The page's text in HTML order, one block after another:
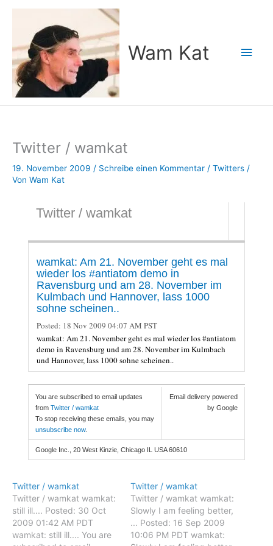
Wam Kat
Twitter / wamkat
19. November 2009 / Schreibe einen Kommentar / Twitters /
Von Wam Kat
Twitter / wamkat
wamkat: Am 21. November geht es mal
wieder los #antiatom demo in
Ravensburg und am 28. November im
Kulmbach und Hannover, lass 1000
sohne scheinen..
Posted: 18 Nov 2009 04:07 AM PST
wamkat: Am 21. November geht es mal wieder los #antiatom
demo in Ravensburg und am 28. November im Kulmbach
und Hannover, lass 1000 sohne scheinen..
You are subscribed to email updates
from Twitter / wamkat
To stop receiving these emails, you may
unsubscribe now.
Email delivery powered
by Google
Google Inc., 20 West Kinzie, Chicago IL USA 60610
Twitter / wamkat
Twitter / wamkat wamkat:
still ill.... Posted: 30 Oct
2009 01:42 AM PDT
wamkat: still ill.... You are
Twitter / wamkat
Twitter / wamkat wamkat:
Slowly I am feeling better,
... Posted: 16 Sep 2009
10:06 PM PDT wamkat: